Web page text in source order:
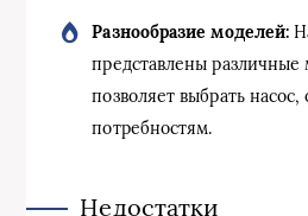
Разнообразие моделей:
представлены различные
позволяет выбрать
потребностям.
Недостатки